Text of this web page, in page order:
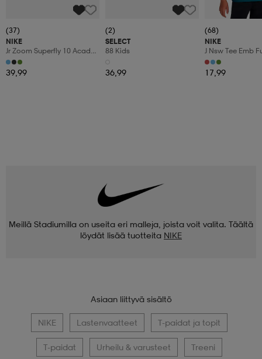
(37)
NIKE
Jr Zoom Superfly 10 Acad
Fgmg
39,99
(2)
SELECT
88 Kids
36,99
(68)
NIKE
J Nsw Tee Emb
17,99
Meillä Stadiumilla on useita eri malleja, joista voit valita. Täältä
löydät lisää tuotteita NIKE
Asiaan liittyvä sisältö
NIKE Lastenvaatteet T-paidat ja topit
T-paidat Urheilu & varusteet Treeni